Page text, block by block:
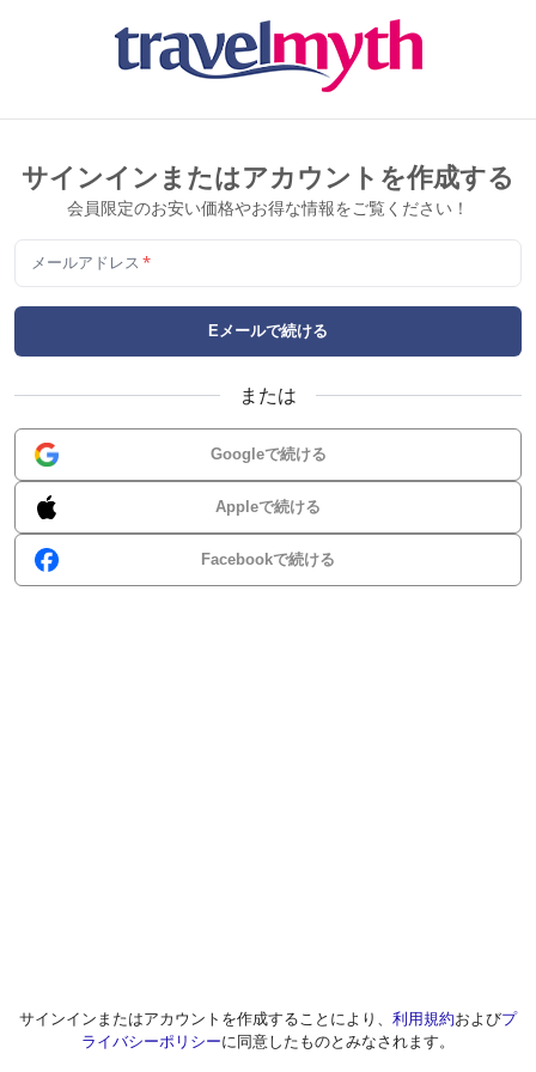
サインインまたはアカウントを作成する
会員限定のお安い価格やお得な情報をご覧ください！
メールアドレス *
Eメールで続ける
または
Googleで続ける
Appleで続ける
Facebookで続ける
サインインまたはアカウントを作成することにより、 利用規約およびプ
ライバシーポリシーに同意したものとみなされます。